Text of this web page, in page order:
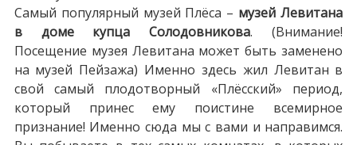
Самый популярный музей Плёса – музей Левитана
в доме купца Солодовникова. (Внимание!
Посещение музея Левитана может быть заменено
на музей Пейзажа) Именно здесь жил Левитан в
свой самый плодотворный «Плёсский» период,
который принес ему поистине всемирное
признание! Именно сюда мы с вами и направимся.